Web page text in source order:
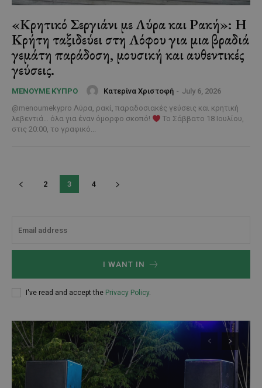
«Κρητικό Σεργιάνι με Λύρα και Ρακή»: Η
Κρήτη ταξιδεύει στη Λόφου για μια βραδιά
γεμάτη παράδοση, μουσική και αυθεντικές
γεύσεις.
ΜΈΝΟΥΜΕ ΚΎΠΡΟ Κατερίνα Χριστοφή - July 6, 2026
@menoumekypro Λύρα, ρακί, παραδοσιακές γεύσεις και κρητική
λεβεντιά… όλα για έναν όμορφο σκοπό!
Το Σάββατο 18 Ιουλίου,
στις 20:00, το γραφικό...
2 3 4
I WANT IN
I've read and accept the Privacy Policy.